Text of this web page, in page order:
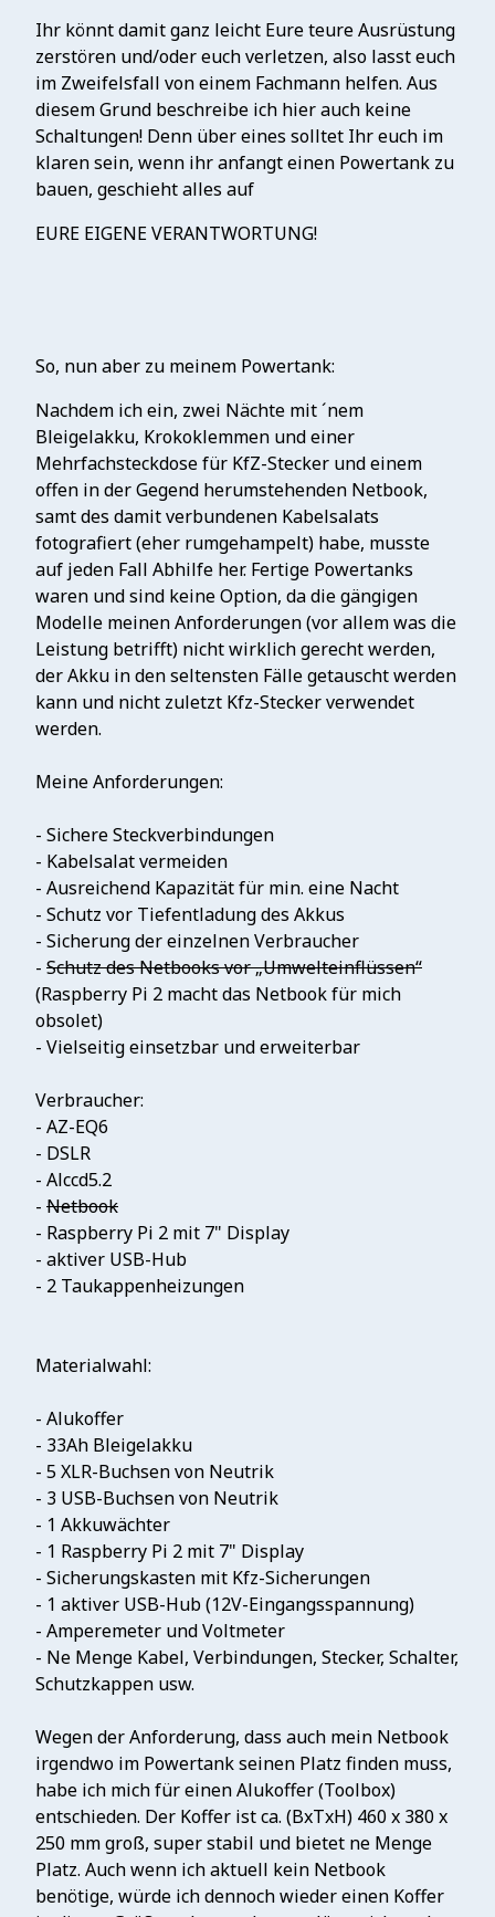
Ihr könnt damit ganz leicht Eure teure Ausrüstung
zerstören und/oder euch verletzen, also lasst euch
im Zweifelsfall von einem Fachmann helfen. Aus
diesem Grund beschreibe ich hier auch keine
Schaltungen! Denn über eines solltet Ihr euch im
klaren sein, wenn ihr anfangt einen Powertank zu
bauen, geschieht alles auf
EURE EIGENE VERANTWORTUNG!
So, nun aber zu meinem Powertank:
Nachdem ich ein, zwei Nächte mit ´nem
Bleigelakku, Krokoklemmen und einer
Mehrfachsteckdose für KfZ-Stecker und einem
offen in der Gegend herumstehenden Netbook,
samt des damit verbundenen Kabelsalats
fotografiert (eher rumgehampelt) habe, musste
auf jeden Fall Abhilfe her. Fertige Powertanks
waren und sind keine Option, da die gängigen
Modelle meinen Anforderungen (vor allem was die
Leistung betrifft) nicht wirklich gerecht werden,
der Akku in den seltensten Fälle getauscht werden
kann und nicht zuletzt Kfz-Stecker verwendet
werden.
Meine Anforderungen:
- Sichere Steckverbindungen
- Kabelsalat vermeiden
- Ausreichend Kapazität für min. eine Nacht
- Schutz vor Tiefentladung des Akkus
- Sicherung der einzelnen Verbraucher
- Schutz des Netbooks vor „Umwelteinflüssen“
(Raspberry Pi 2 macht das Netbook für mich
obsolet)
- Vielseitig einsetzbar und erweiterbar
Verbraucher:
- AZ-EQ6
- DSLR
- Alccd5.2
- Netbook
- Raspberry Pi 2 mit 7" Display
- aktiver USB-Hub
- 2 Taukappenheizungen
Materialwahl:
- Alukoffer
- 33Ah Bleigelakku
- 5 XLR-Buchsen von Neutrik
- 3 USB-Buchsen von Neutrik
- 1 Akkuwächter
- 1 Raspberry Pi 2 mit 7" Display
- Sicherungskasten mit Kfz-Sicherungen
- 1 aktiver USB-Hub (12V-Eingangsspannung)
- Amperemeter und Voltmeter
- Ne Menge Kabel, Verbindungen, Stecker, Schalter,
Schutzkappen usw.
Wegen der Anforderung, dass auch mein Netbook
irgendwo im Powertank seinen Platz finden muss,
habe ich mich für einen Alukoffer (Toolbox)
entschieden. Der Koffer ist ca. (BxTxH) 460 x 380 x
250 mm groß, super stabil und bietet ne Menge
Platz. Auch wenn ich aktuell kein Netbook
benötige, würde ich dennoch wieder einen Koffer